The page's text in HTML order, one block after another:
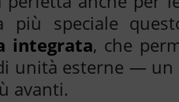
più speciale
integrata, che
unità esterne — un
avanti.